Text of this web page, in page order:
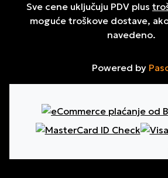
Sve cene uključuju PDV plus
moguće troškove dostave,
navedeno.
Powered by